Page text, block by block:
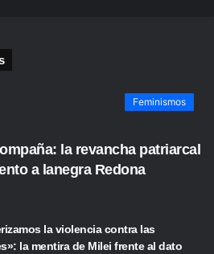
Feminismos
la revancha patriarcal
a lanegra Redona
la violencia contra las
la mentira de Milei frente al dato